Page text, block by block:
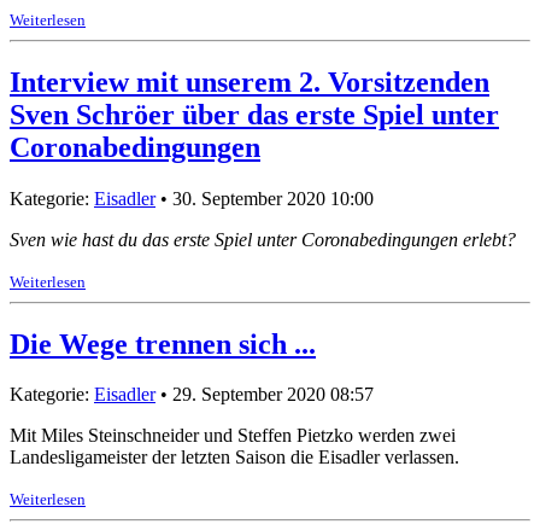
Weiterlesen
Interview mit unserem 2. Vorsitzenden
Sven Schröer über das erste Spiel unter
Coronabedingungen
Kategorie: Eisadler• 30. September 2020 10:00
Sven wie hast du das erste Spiel unter Coronabedingungen erlebt?
Weiterlesen
Die Wege trennen sich ...
Kategorie: Eisadler• 29. September 2020 08:57
Mit Miles Steinschneider und Steffen Pietzko werden zwei
Landesligameister der letzten Saison die Eisadler verlassen.
Weiterlesen